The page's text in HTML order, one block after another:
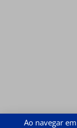
Ao navegar